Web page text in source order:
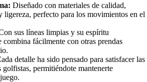
Diseñado con materiales de calidad,
ligereza, perfecto para los movimientos en el
sus líneas limpias y su espíritu
combina fácilmente con otras prendas
detalle ha sido pensado para satisfacer las
golfistas, permitiéndote mantenerte